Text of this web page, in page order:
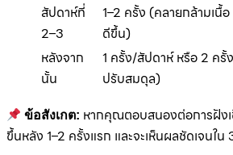
สัปดาห์ที่
2–3
1–2 ครั้ง (คลายกล้ามเนื้
ดีขึ้น)
หลังจาก
นั้น
1 ครั้ง/สัปดาห์ หรือ 2 ครั้
ปรับสมดุล)
ข้อสังเกต: หากคุณตอบสนองต่อการฝังเ
ขึ้นหลัง 1–2 ครั้งแรก และจะเห็นผลชัดเจนใน